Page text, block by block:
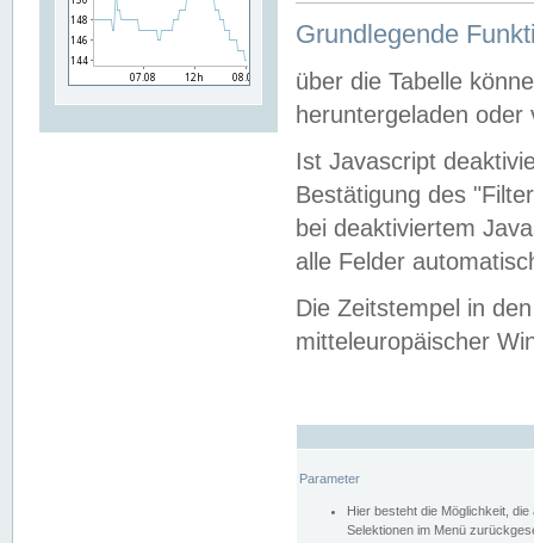
Grundlegende
über die Tabelle
heruntergeladen oder
Ist Javascript
Bestätigung des
bei deaktiviertem
alle Felder
Die Zeitstempel in
mitteleuropäischer
Parameter
Hier besteht die Möglichkeit,
Selektionen im Menü